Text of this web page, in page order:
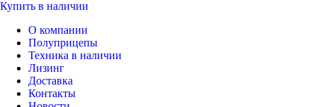
Купить в наличии
О компании
Полуприцепы
Техника в наличии
Лизинг
Доставка
Контакты